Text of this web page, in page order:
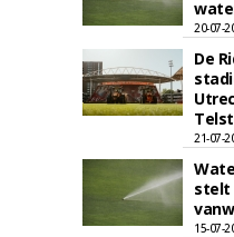
20-07-
De
21-07-
stelt
15-07-